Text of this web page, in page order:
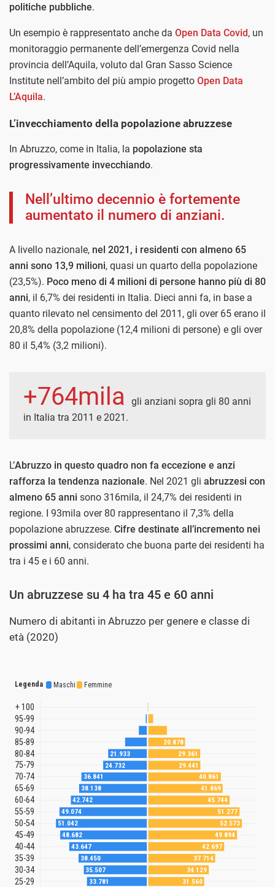
politiche pubbliche.
Un esempio è rappresentato anche da Open Data Covid, un
monitoraggio permanente dell’emergenza Covid nella
provincia dell’Aquila, voluto dal Gran Sasso Science
Institute nell’ambito del più ampio progetto Open Data
L’Aquila.
L’invecchiamento della popolazione abruzzese
In Abruzzo, come in Italia, la popolazione sta
progressivamente invecchiando.
Nell’ultimo decennio è fortemente
aumentato il numero di anziani.
A livello nazionale, nel 2021, i residenti con almeno 65
anni sono 13,9 milioni, quasi un quarto della popolazione
(23,5%). Poco meno di 4 milioni di persone hanno più di 80
anni, il 6,7% dei residenti in Italia. Dieci anni fa, in base a
quanto rilevato nel censimento del 2011, gli over 65 erano il
20,8% della popolazione (12,4 milioni di persone) e gli over
80 il 5,4% (3,2 milioni).
+764mila
gli anziani sopra gli 80 anni
in Italia tra 2011 e 2021.
L’Abruzzo in questo quadro non fa eccezione e anzi
rafforza la tendenza nazionale. Nel 2021 gli abruzzesi con
almeno 65 anni sono 316mila, il 24,7% dei residenti in
regione. I 93mila over 80 rappresentano il 7,3% della
popolazione abruzzese. Cifre destinate all’incremento nei
prossimi anni, considerato che buona parte dei residenti ha
tra i 45 e i 60 anni.
Un abruzzese su 4 ha tra 45 e 60 anni
Numero di abitanti in Abruzzo per genere e classe di
età (2020)